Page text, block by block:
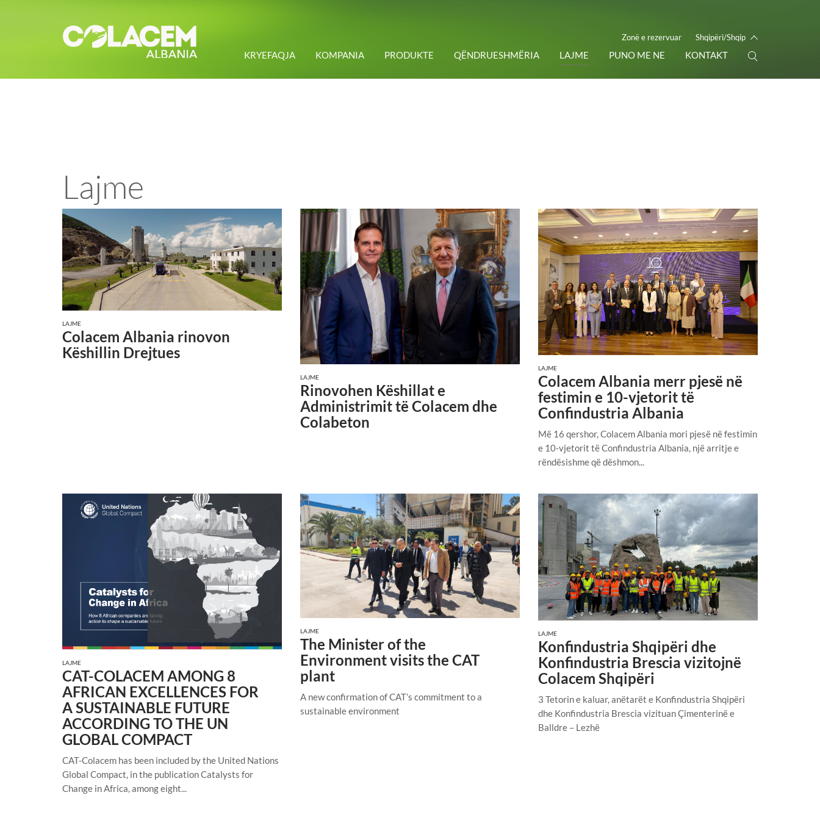
Zonë e rezervuar Shqipëri/Shqip
KRYEFAQJA KOMPANIA PRODUKTE QËNDRUESHMËRIA LAJME PUNO ME NE KONTAKT
Lajme
LAJME
Colacem Albania rinovon
Këshillin Drejtues
LAJME
Rinovohen Këshillat e
Administrimit të Colacem dhe
Colabeton
LAJME
Colacem Albania merr pjesë në
festimin e 10-vjetorit të
Confindustria Albania
Më 16 qershor, Colacem Albania mori pjesë në festimin
e 10-vjetorit të Confindustria Albania, një arritje e
rëndësishme që dëshmon...
LAJME
CAT-COLACEM AMONG 8
AFRICAN EXCELLENCES FOR
A SUSTAINABLE FUTURE
ACCORDING TO THE UN
GLOBAL COMPACT
CAT-Colacem has been included by the United Nations
Global Compact, in the publication Catalysts for
Change in Africa, among eight...
LAJME
The Minister of the
Environment visits the CAT
plant
A new confirmation of CAT’s commitment to a
sustainable environment
LAJME
Konfindustria Shqipëri dhe
Konfindustria Brescia vizitojnë
Colacem Shqipëri
3 Tetorin e kaluar, anëtarët e Konfindustria Shqipëri
dhe Konfindustria Brescia vizituan Çimenterinë e
Balldre – Lezhë